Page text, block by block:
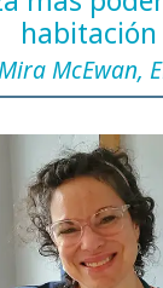
habitación
McEwan,